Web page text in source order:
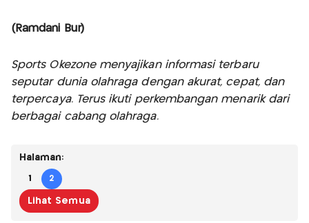
(Ramdani Bur)
Sports Okezone menyajikan informasi terbaru
seputar dunia olahraga dengan akurat, cepat, dan
terpercaya. Terus ikuti perkembangan menarik dari
berbagai cabang olahraga.
Halaman:
1 2
Lihat Semua